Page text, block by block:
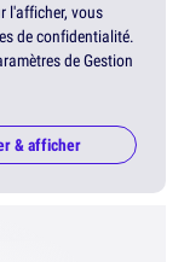
l'afficher, vous
de confidentialité.
de Gestion
& afficher